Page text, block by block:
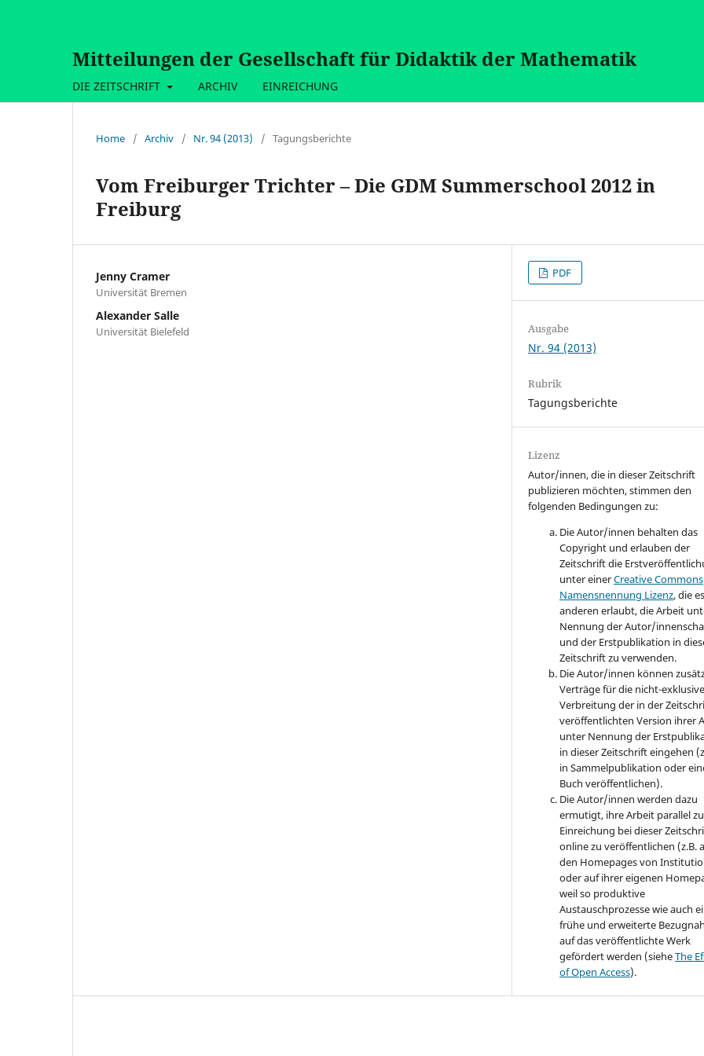
Mitteilungen der Gesellschaft für Didaktik der Mathematik
DIE ZEITSCHRIFT ARCHIV EINREICHUNG
Home / Archiv / Nr. 94 (2013) / Tagungsberichte
Vom Freiburger Trichter – Die GDM Summerschool 2012 in
Freiburg
Jenny Cramer
Universität Bremen
Alexander Salle
Universität Bielefeld
PDF
Ausgabe
Nr. 94 (2013)
Rubrik
Tagungsberichte
Lizenz
Autor/innen, die in dieser Zeitschrift
publizieren möchten, stimmen den
folgenden Bedingungen zu:
Die Autor/innen behalten das
Copyright und erlauben der
Zeitschrift die
unter einerCreative Commons
Namensnennung Lizenz, die es
anderen erlaubt, die Arbeit
Nennung der Autor/
und der Erstpublikation in
Zeitschrift zu verwenden.
Die Autor/innen können
Verträge für die nicht-exklusive
Verbreitung der in der
veröffentlichten Version ihrer
unter Nennung der
in dieser Zeitschrift eingehen
in Sammelpublikation oder
Buch veröffentlichen).
Die Autor/innen werden dazu
ermutigt, ihre Arbeit parallel
Einreichung bei dieser
online zu veröffentlichen (z.B.
den Homepages von
oder auf ihrer eigenen
weil so produktive
Austauschprozesse wie auch
frühe und erweiterte
auf das veröffentlichte Werk
gefördert werden (sieheThe
of Open Access).